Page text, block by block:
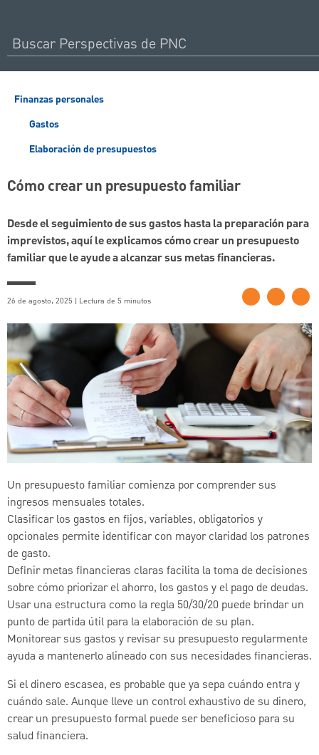
Finanzas personales
Gastos
Elaboración de presupuestos
Cómo crear un presupuesto familiar
Desde el seguimiento de sus gastos hasta la preparación para
imprevistos, aquí le explicamos cómo crear un presupuesto
familiar que le ayude a alcanzar sus metas financieras.
26 de agosto, 2025 | Lectura de 5 minutos
Un presupuesto familiar comienza por comprender sus
ingresos mensuales totales.
Clasificar los gastos en fijos, variables, obligatorios y
opcionales permite identificar con mayor claridad los patrones
de gasto.
Definir metas financieras claras facilita la toma de decisiones
sobre cómo priorizar el ahorro, los gastos y el pago de deudas.
Usar una estructura como la regla 50/30/20 puede brindar un
punto de partida útil para la elaboración de su plan.
Monitorear sus gastos y revisar su presupuesto regularmente
ayuda a mantenerlo alineado con sus necesidades financieras.
Si el dinero escasea, es probable que ya sepa cuándo entra y
cuándo sale. Aunque lleve un control exhaustivo de su dinero,
crear un presupuesto formal puede ser beneficioso para su
salud financiera.